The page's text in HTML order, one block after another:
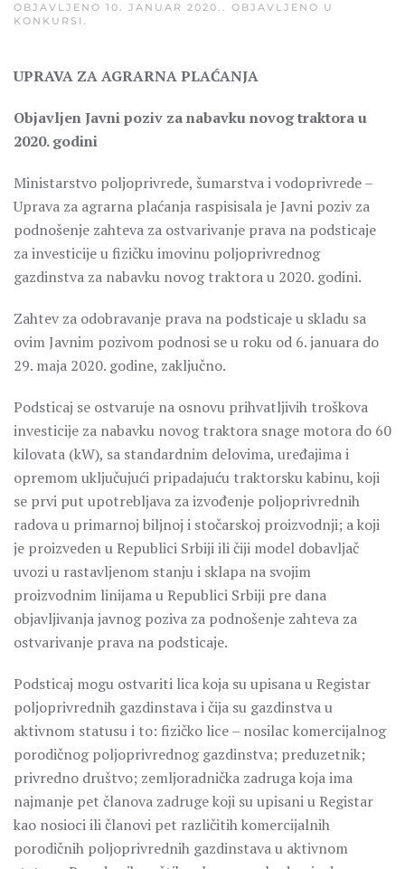
OBJAVLJENO 10. JANUAR 2020. . OBJAVLJENO U
KONKURSI .
UPRAVA ZA AGRARNA PLAĆANJA
Objavljen Javni poziv za nabavku novog traktora u
2020. godini
Ministarstvo poljoprivrede, šumarstva i vodoprivrede –
Uprava za agrarna plaćanja raspisisala je Javni poziv za
podnošenje zahteva za ostvarivanje prava na podsticaje
za investicije u fizičku imovinu poljoprivrednog
gazdinstva za nabavku novog traktora u 2020. godini.
Zahtev za odobravanje prava na podsticaje u skladu sa
ovim Javnim pozivom podnosi se u roku od 6. januara do
29. maja 2020. godine, zaključno.
Podsticaj se ostvaruje na osnovu prihvatljivih troškova
investicije za nabavku novog traktora snage motora do 60
kilovata (kW), sa standardnim delovima, uređajima i
opremom uključujući pripadajuću traktorsku kabinu, koji
se prvi put upotrebljava za izvođenje poljoprivrednih
radova u primarnoj biljnoj i stočarskoj proizvodnji; a koji
je proizveden u Republici Srbiji ili čiji model dobavljač
uvozi u rastavljenom stanju i sklapa na svojim
proizvodnim linijama u Republici Srbiji pre dana
objavljivanja javnog poziva za podnošenje zahteva za
ostvarivanje prava na podsticaje.
Podsticaj mogu ostvariti lica koja su upisana u Registar
poljoprivrednih gazdinstava i čija su gazdinstva u
aktivnom statusu i to: fizičko lice – nosilac komercijalnog
porodičnog poljoprivrednog gazdinstva; preduzetnik;
privredno društvo; zemljoradnička zadruga koja ima
najmanje pet članova zadruge koji su upisani u Registar
kao nosioci ili članovi pet različitih komercijalnih
porodičnih poljoprivrednih gazdinstava u aktivnom